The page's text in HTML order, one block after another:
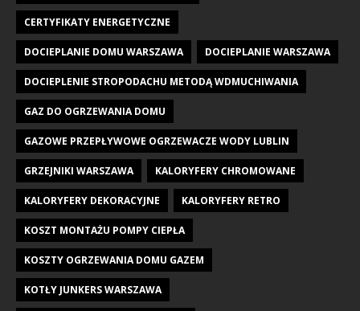
CERTYFIKATY ENERGETYCZNE
DOCIEPLANIE DOMU WARSZAWA DOCIEPLANIE WARSZAWA
DOCIEPLENIE STROPODACHU METODĄ WDMUCHIWANIA
GAZ DO OGRZEWANIA DOMU
GAZOWE PRZEPŁYWOWE OGRZEWACZE WODY LUBLIN
GRZEJNIKI WARSZAWA KALORYFERY CHROMOWANE
KALORYFERY DEKORACYJNE KALORYFERY RETRO
KOSZT MONTAŻU POMPY CIEPŁA
KOSZTY OGRZEWANIA DOMU GAZEM
KOTŁY JUNKERS WARSZAWA